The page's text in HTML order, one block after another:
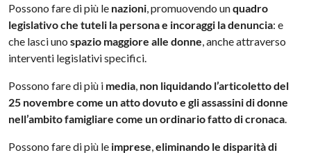
Possono fare di più le nazioni , promuovendo unquadro
legislativo che tuteli la persona e incoraggi la denuncia: e
che lasci unospazio maggiore alle donne , anche attraverso
interventi legislativi specifici.
Possono fare di più i media non liquidando l’articoletto del
25 novembre come un atto dovuto e gli assassini di donne
nell’ambito famigliare come un ordinario fatto di cronaca
Possono fare di più le imprese ,eliminando le disparità di